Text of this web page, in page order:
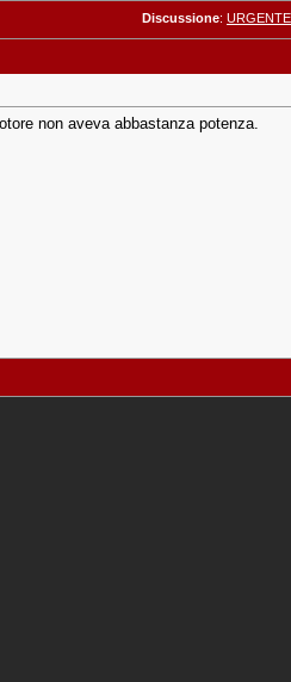
Discussione:
non aveva abbastanza potenza.